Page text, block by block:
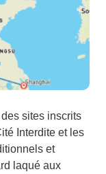
sites inscrits
Interdite et les
et
laqué aux